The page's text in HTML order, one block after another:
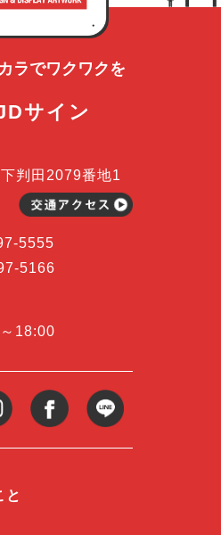
ラでワクワクを
サイン
判田2079番地1
5555
5166
18:00
と